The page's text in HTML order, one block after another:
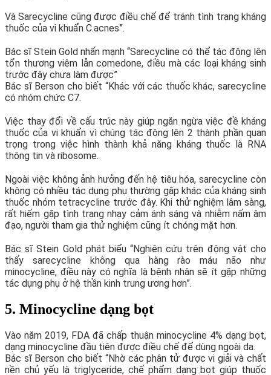
Và Sarecycline cũng được điều chế để tránh tình trạng kháng
thuốc của vi khuẩn C.acnes”.
Bác sĩ Stein Gold nhấn mạnh “Sarecycline có thể tác động lên
tổn thương viêm lẫn comedone, điều mà các loại kháng sinh
trước đây chưa làm được”
Bác sĩ Berson cho biết “Khác với các thuốc khác, sarecycline
có nhóm chức C7.
Việc thay đổi về cấu trúc này giúp ngăn ngừa việc đề kháng
thuốc của vi khuẩn vì chúng tác động lên 2 thành phần quan
trọng trong việc hình thành khả năng kháng thuốc là RNA
thông tin và ribosome.
Ngoài việc không ảnh hưởng đến hệ tiêu hóa, sarecycline còn
không có nhiều tác dụng phụ thường gặp khác của kháng sinh
thuốc nhóm tetracycline trước đây. Khi thử nghiệm lâm sàng,
rất hiếm gặp tình trạng nhạy cảm ánh sáng và nhiễm nấm âm
đạo, người tham gia thử nghiệm cũng ít chóng mặt hơn.
Bác sĩ Stein Gold phát biểu “Nghiên cứu trên động vật cho
thấy sarecycline không qua hàng rào máu não như
minocycline, điều này có nghĩa là bệnh nhân sẽ ít gặp những
tác dụng phụ ở hệ thần kinh trung ương hơn”.
5. Minocycline dạng bọt
Vào năm 2019, FDA đã chấp thuận minocycline 4% dạng bọt,
dạng minocycline đầu tiên được điều chế để dùng ngoài da.
Bác sĩ Berson cho biết “Nhờ các phân tử được vi giải và chất
nền chủ yếu là triglyceride, chế phẩm dạng bọt giúp thuốc